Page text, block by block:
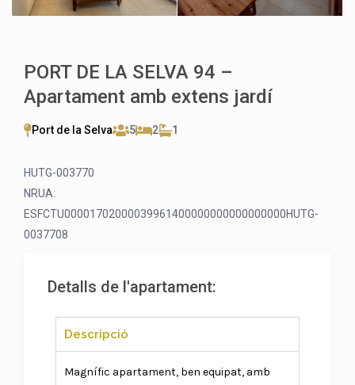
PORT DE LA SELVA 94 –
Apartament amb extens jardí
Port de la Selva 5 2 1
HUTG-003770
NRUA:
ESFCTU00001702000039961400000000000000000HUTG-
0037708
Detalls de l'apartament:
Descripció
Magnífic apartament, ben equipat, amb